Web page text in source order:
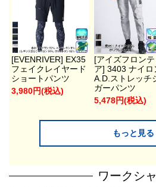
[EVENRIVER] EX35
フェイクレイヤード
ショートパンツ
3,980円(税込)
[アイズフロンテ
ア] 3403 ナイロ
A.D.ストレッチ
ガーパンツ
5,478円(税込)
もっと見る
ワークシ